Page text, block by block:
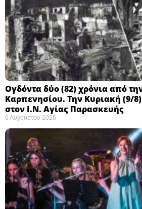
Ογδόντα δύο (82) χρόνια από
Καρπενησίου. Την Κυριακή (9/
στον Ι.Ν. Αγίας Παρασκευής
6 Αυγούστου 2026